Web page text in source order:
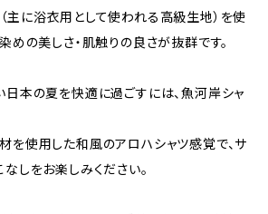
主に浴衣用として使われる高級生地）を使
めの美しさ・肌触りの良さが抜群です。
日本の夏を快適に過ごすには、魚河岸シャ
を使用した和風のアロハシャツ感覚で、サ
しをお楽しみください。